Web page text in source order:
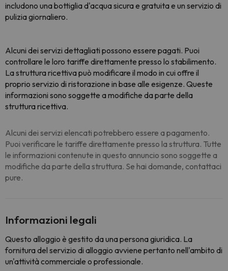
includono una bottiglia d'acqua sicura e gratuita e un servizio di
pulizia giornaliero.
Alcuni dei servizi dettagliati possono essere pagati. Puoi
controllare le loro tariffe direttamente presso lo stabilimento.
La struttura ricettiva può modificare il modo in cui offre il
proprio servizio di ristorazione in base alle esigenze. Queste
informazioni sono soggette a modifiche da parte della
struttura ricettiva.
Alcuni dei servizi elencati potrebbero essere a pagamento.
Puoi verificare le tariffe direttamente presso la struttura. Tutte
le informazioni contenute in questo annuncio sono soggette a
modifiche da parte della struttura. Se hai domande, contattaci
pure.
Informazioni legali
Questo alloggio è gestito da una persona giuridica. La
fornitura del servizio di alloggio avviene pertanto nell'ambito di
un'attività commerciale o professionale.